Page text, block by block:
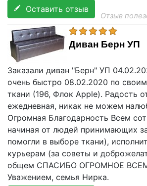
Оставить отзыв
Отзыв
Диван Берн УП
Заказали диван "Берн" УП
очень быстро 08.02.2020 по
ткани (196, Флок Apple). Радость
ежедневная, никак не можем
Огромная Благодарность Всем
начиная от людей принимающих
помогли в выборе ткани),
курьерам (за советы и
общем СПАСИБО ОГРОМНОЕ
Уважением, семья Нирка.